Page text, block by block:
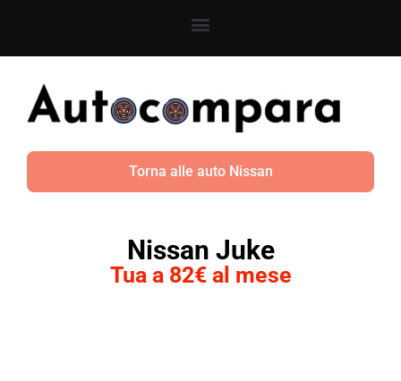
Torna alle auto Nissan
Nissan Juke
Tua a 82€ al mese